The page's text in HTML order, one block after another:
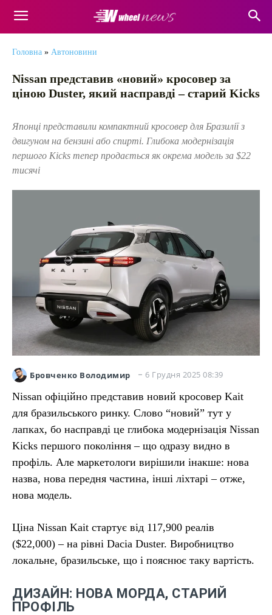
Головна » Автоновини
Nissan представив «новий» кросовер за
ціною Duster, який насправді – старий Kicks
Японці представили компактний кросовер для Бразилії з
двигуном на бензині або спирті. Глибока модернізація
першого Kicks тепер продається як окрема модель за $22
тисячі
Бровченко Володимир 6 Грудня 2025 08:39
Nissan офіційно представив новий кросовер Kait
для бразильського ринку. Слово “новий” тут у
лапках, бо насправді це глибока модернізація Nissan
Kicks першого покоління – що одразу видно в
профіль. Але маркетологи вирішили інакше: нова
назва, нова передня частина, інші ліхтарі – отже,
нова модель.
Ціна Nissan Kait стартує від 117,900 реалів
($22,000) – на рівні Dacia Duster. Виробництво
локальне, бразильське, що і пояснює таку вартість.
ДИЗАЙН: НОВА МОРДА, СТАРИЙ
ПРОФІЛЬ